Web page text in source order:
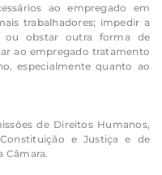
ao empregado em
trabalhadores; impedir a
ou obstar outra forma de
ao empregado tratamento
especialmente quanto ao
de Direitos Humanos,
e Justiça e de
Câmara.